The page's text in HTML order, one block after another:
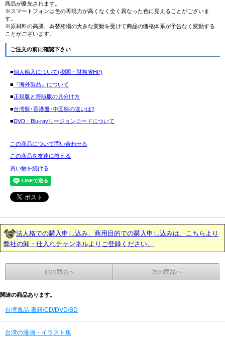
商品が優先されます。
※スマートフォンは色の再現力が高くなく全く異なった色に見えることがございま
す。
※原材料の高騰、為替相場の大きな変動を受けて商品の価格体系が予告なく変動する
ことがございます。
ご注文の前に確認下さい
■個人輸入について(税関・財務省HP)
■ 『海外製品』について
■正規版と海賊版の見分け方
■台湾盤･香港盤･中国盤の違いは?
■ DVD・Blu-rayリージョンコードについて
この商品について問い合わせる
この商品を友達に教える
買い物を続ける
法人格での購入申し込み、商用目的での購入申し込みは、こちらより
弊社の卸・仕入れチャンネルよりご登録ください。
前の商品へ 次の商品へ
関連の商品あります。
台湾逸品 書籍/CD/DVD/BD
台湾の漫画・イラスト集